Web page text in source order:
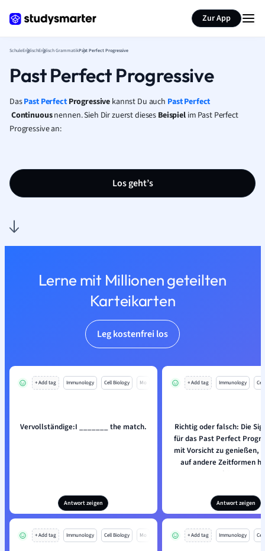
Zur App
SchuleEnglischEnglisch GrammatikPast Perfect Progressive
Past Perfect Progressive
DasPast PerfectProgressive kannst Du auch Past Perfect
Continuousnennen. Sieh Dir zuerst dieses Beispiel im Past Perfect
Progressive an:
Los geht’s
Lerne mit Millionen geteilten
Karteikarten
Leg kostenfrei los
+ Add tag Immunology Cell Biology Mo
Vervollständige:I _______ the match.
Antwort zeigen
+ Add tag Immunology
Richtig oder falsch: Die
für das Past Perfect
mit Vorsicht zu genießen,
auf andere Zeitformen
können.
Antwort zeigen
+ Add tag Immunology Cell Biology Mo + Add tag Immunology
Seite zusammenfassen